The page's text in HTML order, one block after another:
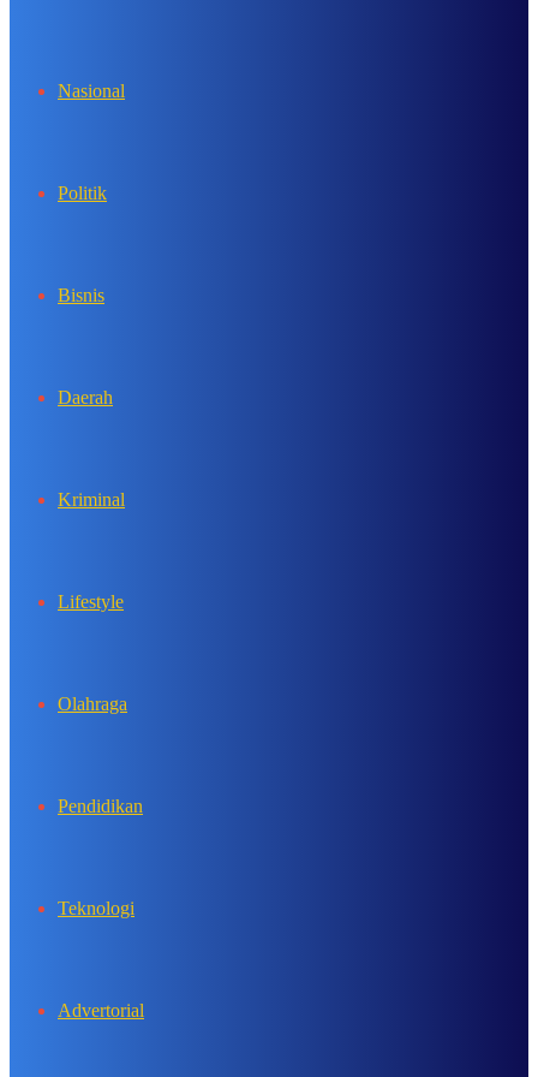
Nasional
Politik
Bisnis
Daerah
Kriminal
Lifestyle
Olahraga
Pendidikan
Teknologi
Advertorial